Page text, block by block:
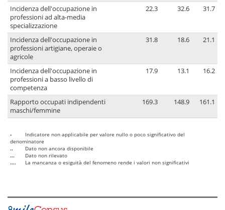
Incidenza dell'occupazione in
professioni ad alta-media
specializzazione
22.3 32.6 31.7
Incidenza dell'occupazione in
professioni artigiane, operaie o
agricole
31.8 18.6 21.1
Incidenza dell'occupazione in
professioni a basso livello di
competenza
17.9 13.1 16.2
Rapporto occupati indipendenti
maschi/femmine
169.3 148.9 161.1
-
Indicatore non applicabile per valore nullo o poco significativo del
denominatore
..
Dato non ancora disponibile
...
Dato non rilevato
....
La mancanza o esiguità del fenomeno rende i valori non significativi